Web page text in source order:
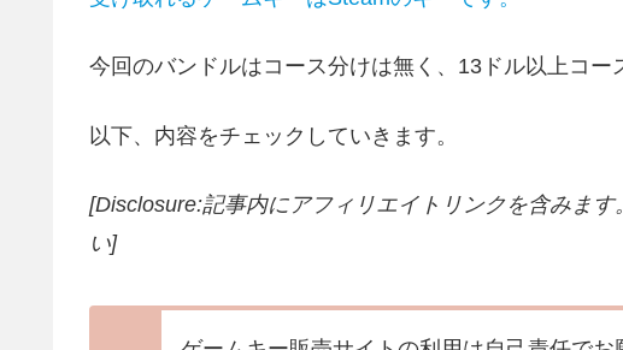
今回のバンドルはコース分けは無く、13ドル以上コー
以下、内容をチェックしていきます。
[Disclosure:記事内にアフィリエイトリンクを含みます
い]